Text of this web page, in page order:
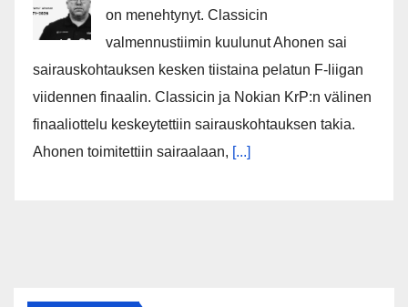
on menehtynyt. Classicin
valmennustiimin kuulunut Ahonen sai
sairauskohtauksen kesken tiistaina pelatun F-liigan
viidennen finaalin. Classicin ja Nokian KrP:n välinen
finaaliottelu keskeytettiin sairauskohtauksen takia.
Ahonen toimitettiin sairaalaan, [...]